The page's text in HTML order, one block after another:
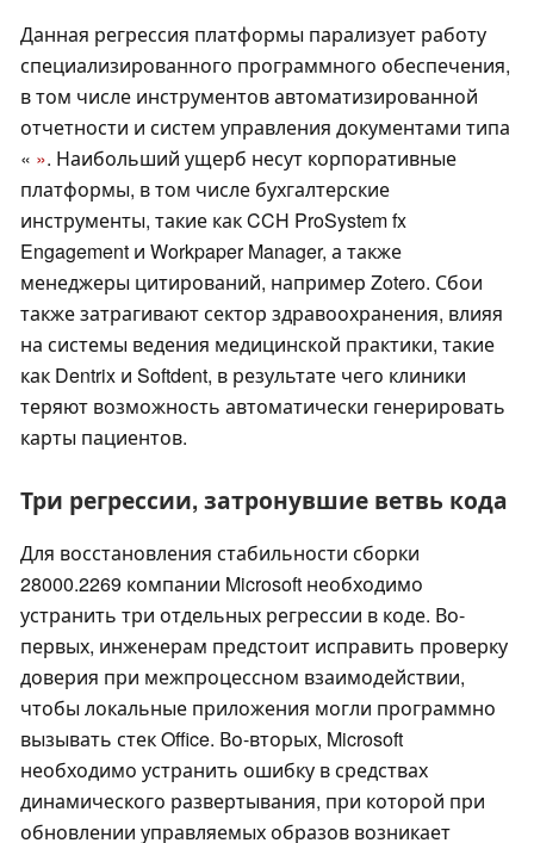
Данная регрессия платформы парализует работу
специализированного программного обеспечения,
в том числе инструментов автоматизированной
отчетности и систем управления документами типа
« ». Наибольший ущерб несут корпоративные
платформы, в том числе бухгалтерские
инструменты, такие как CCH ProSystem fx
Engagement и Workpaper Manager, а также
менеджеры цитирований, например Zotero. Сбои
также затрагивают сектор здравоохранения, влияя
на системы ведения медицинской практики, такие
как Dentrix и Softdent, в результате чего клиники
теряют возможность автоматически генерировать
карты пациентов.
Три регрессии, затронувшие ветвь кода
Для восстановления стабильности сборки
28000.2269 компании Microsoft необходимо
устранить три отдельных регрессии в коде. Во-
первых, инженерам предстоит исправить проверку
доверия при межпроцессном взаимодействии,
чтобы локальные приложения могли программно
вызывать стек Office. Во-вторых, Microsoft
необходимо устранить ошибку в средствах
динамического развертывания, при которой при
обновлении управляемых образов возникает